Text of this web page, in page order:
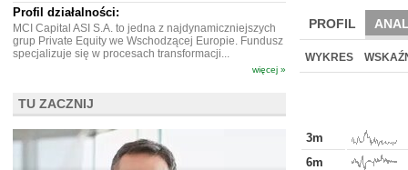
PROFIL
WYCENA BR
WYKRES
3m
6m
Profil działalności:
MCI Capital ASI S.A. to jedna z najdynamiczniejszych
grup Private Equity we Wschodzącej Europie. Fundusz
specjalizuje się w procesach transformacji...
więcej »
TU ZACZNIJ